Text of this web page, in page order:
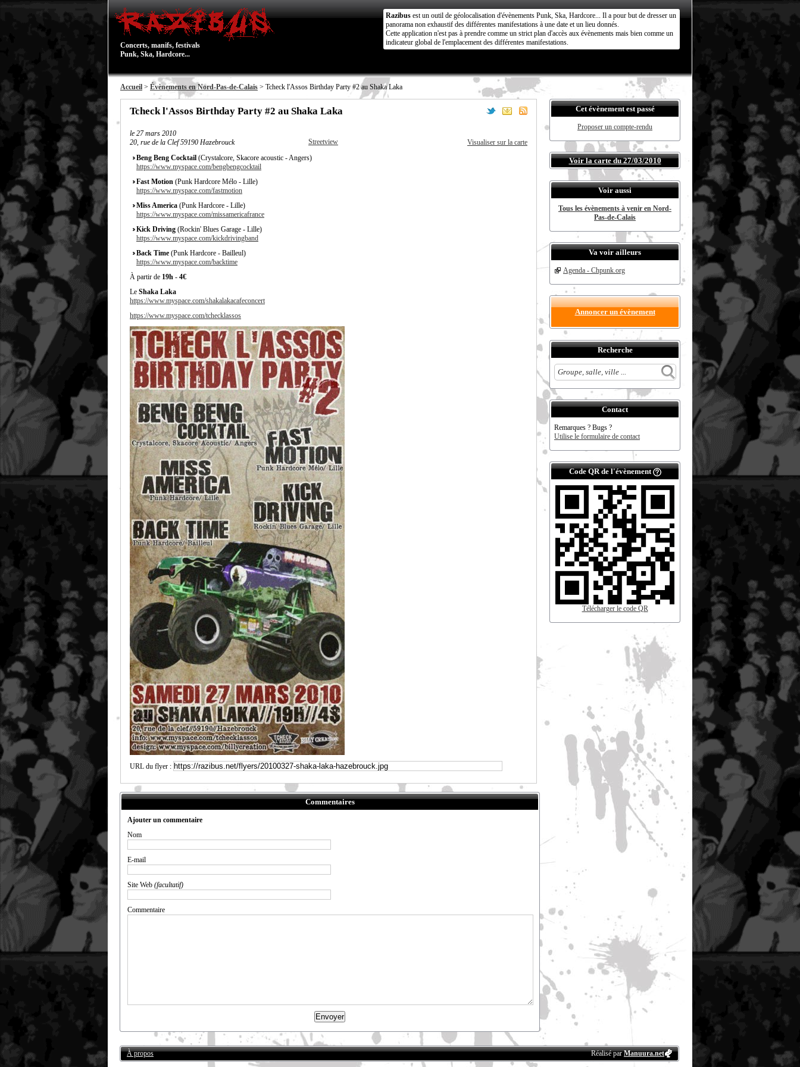
Concerts, manifs, festivals
Punk, Ska, Hardcore...
Razibus est un outil de géolocalisation d'évènements Punk, Ska, Hardcore... Il a pour but de dresser un
panorama non exhaustif des différentes manifestations à une date et un lieu donnés.
Cette application n'est pas à prendre comme un strict plan d'accès aux évènements mais bien comme un
indicateur global de l'emplacement des différentes manifestations.
Accueil > Évènements en Nord-Pas-de-Calais > Tcheck l'Assos Birthday Party #2 au Shaka Laka
Tcheck l'Assos Birthday Party #2 au Shaka Laka
le 27 mars 2010
20, rue de la Clef 59190 Hazebrouck
Streetview
Visualiser sur la carte
Beng Beng Cocktail (Crystalcore, Skacore acoustic - Angers)
https://www.myspace.com/bengbengcocktail
Fast Motion (Punk Hardcore Mélo - Lille)
https://www.myspace.com/fastmotion
Miss America (Punk Hardcore - Lille)
https://www.myspace.com/missamericafrance
Kick Driving (Rockin' Blues Garage - Lille)
https://www.myspace.com/kickdrivingband
Back Time (Punk Hardcore - Bailleul)
https://www.myspace.com/backtime
À partir de 19h - 4€
Le Shaka Laka
https://www.myspace.com/shakalakacafeconcert
https://www.myspace.com/tchecklassos
URL du flyer :
Commentaires
Ajouter un commentaire
Nom
E-mail
Site Web (facultatif)
Commentaire
Cet évènement est passé
Proposer un compte-rendu
Voir la carte du 27/03/2010
Voir aussi
Tous les évènements à venir en Nord-
Pas-de-Calais
Va voir ailleurs
Agenda - Chpunk.org
Annoncer un évènement
Recherche
Contact
Remarques ? Bugs ?
Utilise le formulaire de contact
Code QR de l'évènement
Télécharger le code QR
À propos Réalisé parManuura.net